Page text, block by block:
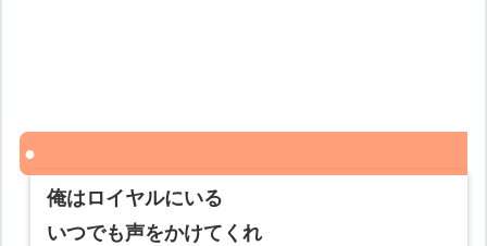
俺はロイヤルにいる
いつでも声をかけてくれ